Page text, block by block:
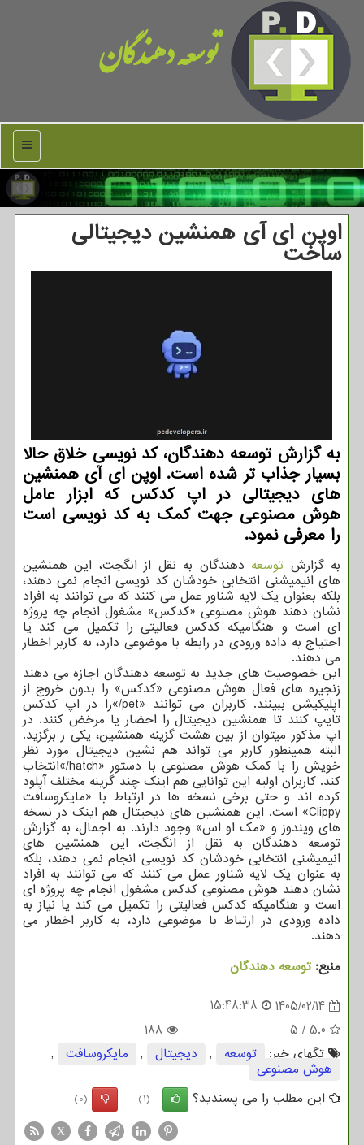
توسعه دهندگان
منو
اوپن ای آی همنشین دیجیتالی
ساخت
به گزارش توسعه دهندگان، کد نویسی خلاق حالا
بسیار جذاب تر شده است. اوپن ای آی همنشین
های دیجیتالی در اپ کدکس که ابزار عامل
هوش مصنوعی جهت کمک به کد نویسی است
را معرفی نمود.
به گزارش توسعه دهندگان به نقل از انگجت، این همنشین
های انیمیشنی انتخابی خودشان کد نویسی انجام نمی دهند،
بلکه بعنوان یک لایه شناور عمل می کنند که می توانند به افراد
نشان دهند هوش مصنوعی «کدکس» مشغول انجام چه پروژه
ای است و هنگامیکه کدکس فعالیتی را تکمیل می کند یا
احتیاج به داده ورودی در رابطه با موضوعی دارد، به کاربر اخطار
می دهند.
این خصوصیت های جدید به توسعه دهندگان اجازه می دهند
زنجیره های فعال هوش مصنوعی «کدکس» را بدون خروج از
اپلیکیشن ببینند. کاربران می توانند «pet/»را در اپ کدکس
تایپ کنند تا همنشین دیجیتال را احضار یا مرخض کنند. در
اپ مذکور میتوان از بین هشت گزینه همنشین، یکی ر برگزید.
البته همینطور کاربر می تواند هم نشین دیجیتال مورد نظر
خویش را با کمک هوش مصنوعی با دستور «hatch/»انتخاب
کند. کاربران اولیه این توانایی هم اینک چند گزینه مختلف آپلود
کرده اند و حتی برخی نسخه ها در ارتباط با «مایکروسافت
Clippy» است. این همنشین های دیجیتال هم اینک در نسخه
های ویندوز و «مک او اس» وجود دارند. به اجمال، به گزارش
توسعه دهندگان به نقل از انگجت، این همنشین های
انیمیشنی انتخابی خودشان کد نویسی انجام نمی دهند، بلکه
به عنوان یک لایه شناور عمل می کنند که می توانند به افراد
نشان دهند هوش مصنوعی کدکس مشغول انجام چه پروژه ای
است و هنگامیکه کدکس فعالیتی را تکمیل می کند یا نیاز به
داده ورودی در ارتباط با موضوعی دارد، به کاربر اخطار می
دهند.
منبع: توسعه دهندگان
1405/02/14
15:48:38
5.0
/
5
188
تگهای خبر:
توسعه , دیجیتال , مایكروسافت ,
هوش مصنوعی
این مطلب را می پسندید؟
(1)
(0)
X